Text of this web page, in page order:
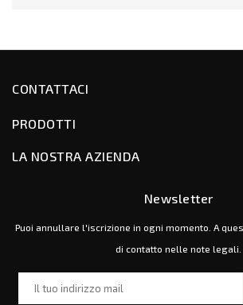
CONTATTACI
PRODOTTI
LA NOSTRA AZIENDA
Newsletter
Puoi annullare l'iscrizione in ogni momento. A
di contatto nelle note legali.